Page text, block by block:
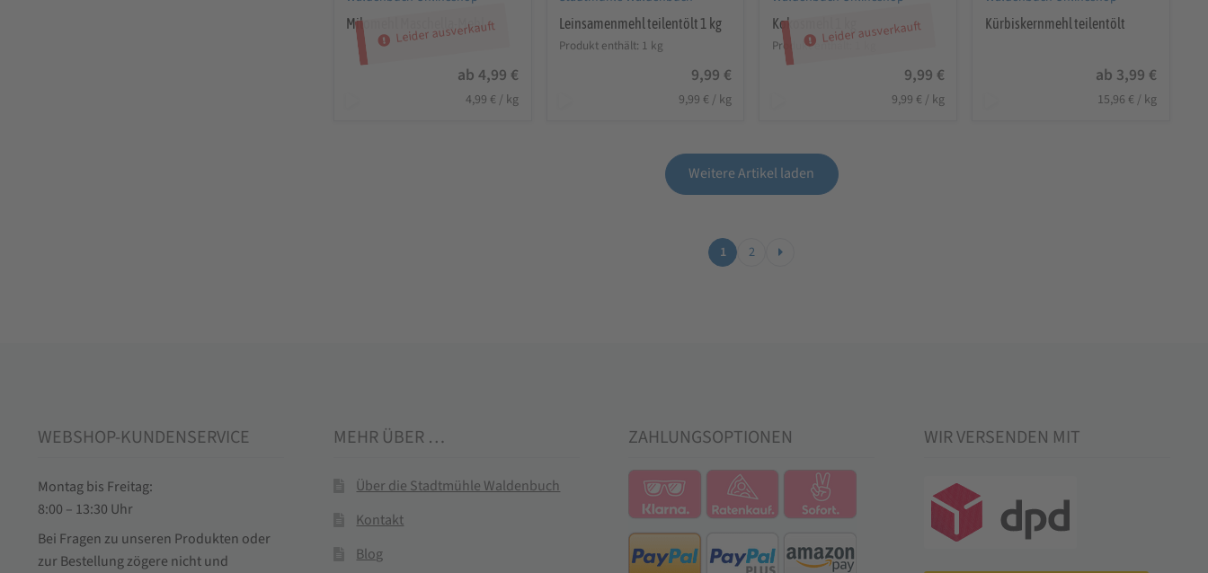
Leider ausverkauft
Milomehl Maschella-Mehl
ab 4,99 €
4,99 € / kg
Leinsamenmehl teilentölt 1 kg
Produkt enthält: 1 kg
9,99 €
9,99 € / kg
Leider ausverkauft
Kokosmehl 1 kg
Produkt enthält: 1
9,99 €
9,99 € / kg
Kürbiskernmehl teilentölt
ab 3,99€
15,96 € / kg
Weitere Artikel laden
1 2
WEBSHOP-KUNDENSERVICE
Montag bis Freitag:
8:00 – 13:30 Uhr
Bei Fragen zu unseren Produkten oder
zur Bestellung zögere nicht und
MEHR ÜBER …
Über die Stadtmühle Waldenbuch
Kontakt
Blog
ZAHLUNGSOPTIONEN WIR VERSENDEN MIT